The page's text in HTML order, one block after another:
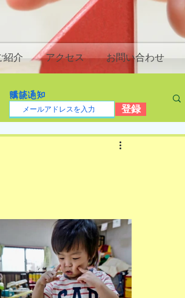
紹介 アクセス お問い合わせ
購読通知
登録